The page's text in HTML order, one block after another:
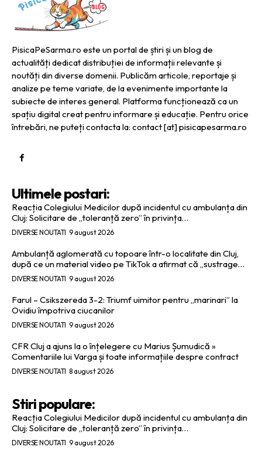
PisicaPeSarma.ro este un portal de știri și un blog de
actualități dedicat distribuției de informații relevante și
noutăți din diverse domenii. Publicăm articole, reportaje și
analize pe teme variate, de la evenimente importante la
subiecte de interes general. Platforma funcționează ca un
spațiu digital creat pentru informare și educație. Pentru orice
întrebări, ne puteți contacta la: contact [at] pisicapesarma.ro
Ultimele postari:
Reacția Colegiului Medicilor după incidentul cu ambulanța din
Cluj: Solicitare de „toleranță zero” în privința…
DIVERSE NOUTATI 9 august 2026
Ambulanță aglomerată cu topoare într-o localitate din Cluj,
după ce un material video pe TikTok a afirmat că „sustrage…
DIVERSE NOUTATI 9 august 2026
Farul – Csikszereda 3-2: Triumf uimitor pentru „marinari” la
Ovidiu împotriva ciucanilor
DIVERSE NOUTATI 9 august 2026
CFR Cluj a ajuns la o înțelegere cu Marius Șumudică »
Comentariile lui Varga și toate informațiile despre contract
DIVERSE NOUTATI 8 august 2026
Stiri populare:
Reacția Colegiului Medicilor după incidentul cu ambulanța din
Cluj: Solicitare de „toleranță zero” în privința…
DIVERSE NOUTATI 9 august 2026